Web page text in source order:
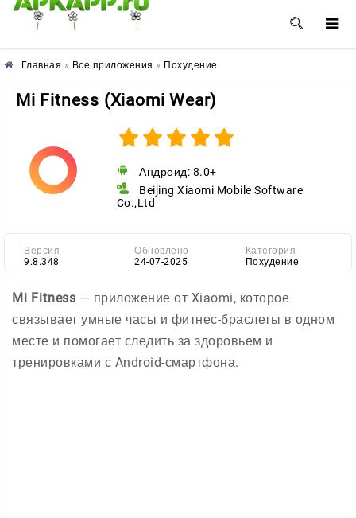
🌸 🌼 🌺
Главная » Все приложения » Похудение
Mi Fitness (Xiaomi Wear)
Андроид: 8.0+
Beijing Xiaomi Mobile Software
Co.,Ltd
Версия
9.8.348
Обновлено
24-07-2025
Категория
Похудение
Mi Fitness — приложение от Xiaomi, которое
связывает умные часы и фитнес-браслеты в одном
месте и помогает следить за здоровьем и
тренировками с Android-смартфона.